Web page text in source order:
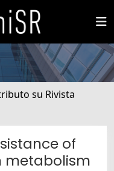
su Rivista
of
metabolism